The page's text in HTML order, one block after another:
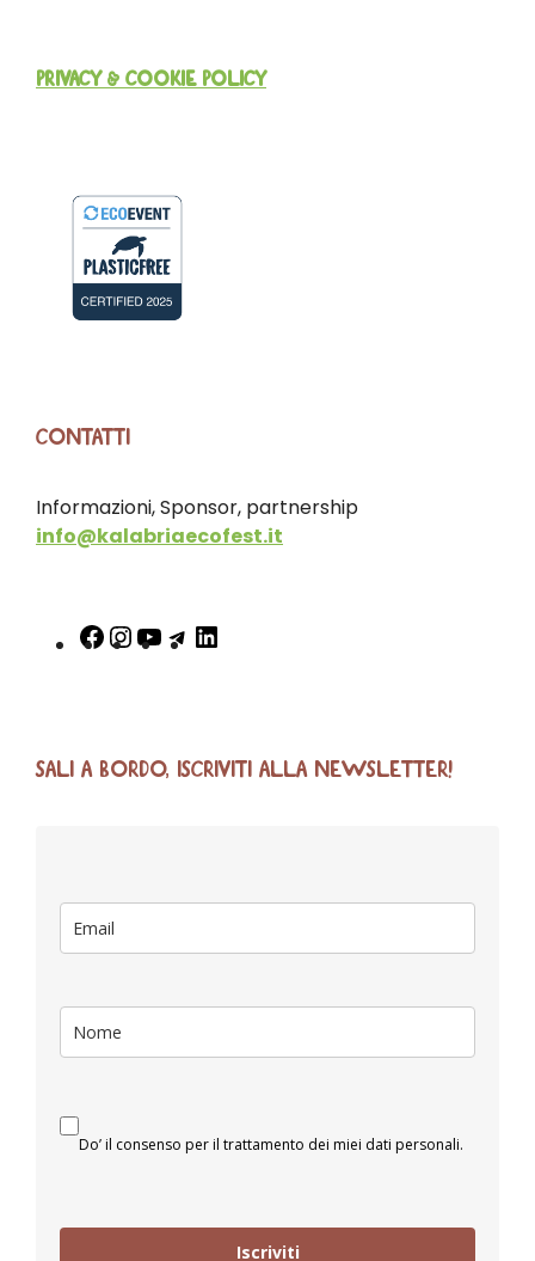
PRIVACY & COOKIE POLICY
CONTATTI
Informazioni, Sponsor, partnership
info@kalabriaecofest.it
SALI A BORDO, ISCRIVITI ALLA NEWSLETTER!
Do’ il consenso per il trattamento dei miei dati personali.
Iscriviti